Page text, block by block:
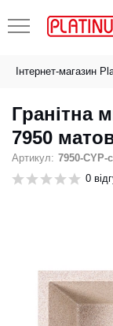
Інтернет-магазин
Гранітна
7950
Артикул: 7950-CYP-
0